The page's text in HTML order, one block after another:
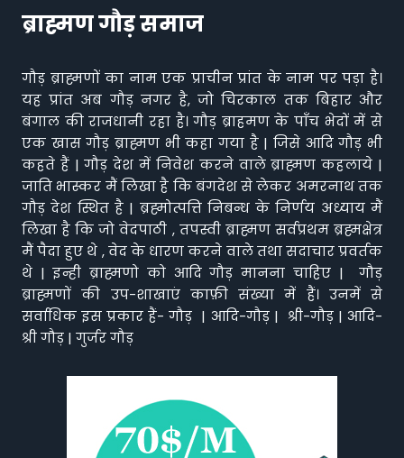
ब्राह्मण गौड़ समाज
गौड़ ब्राह्मणों का नाम एक प्राचीन प्रांत के नाम पर पड़ा है।
यह प्रांत अब गौड़ नगर है, जो चिरकाल तक बिहार और
बंगाल की राजधानी रहा है। गौड़ ब्राहमण के पाँच भेदों में से
एक खास गौड़ ब्राह्मण भी कहा गया है | जिसे आदि गौड़ भी
कहते हैं | गौड़ देश में निवेश करने वाले ब्राह्मण कहलाये |
जाति भास्कर मैं लिखा है कि बंगदेश से लेकर अमरनाथ तक
गौड़ देश स्थित है | ब्रह्मोत्पत्ति निबन्ध के निर्णय अध्याय मैं
लिखा है कि जो वेदपाठी , तपस्वी ब्राह्मण सर्वप्रथम ब्रह्मक्षेत्र
मैं पैदा हुए थे , वेद के धारण करने वाले तथा सदाचार प्रवर्तक
थे | इन्ही ब्राह्मणो को आदि गौड़ मानना चाहिए | गौड़
ब्राह्मणों की उप-शाखाएं काफ़ी संख्या में हैं। उनमें से
सर्वाधिक इस प्रकार हैं- गौड़ | आदि-गौड़ | श्री-गौड़ | आदि-
श्री गौड़ | गुर्जर गौड़